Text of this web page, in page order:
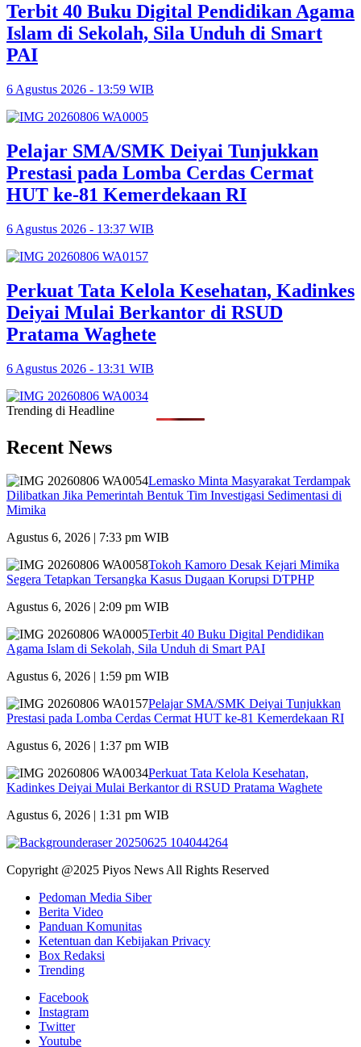
Terbit 40 Buku Digital Pendidikan Agama
Islam di Sekolah, Sila Unduh di Smart
PAI
6 Agustus 2026 - 13:59 WIB
Pelajar SMA/SMK Deiyai Tunjukkan
Prestasi pada Lomba Cerdas Cermat
HUT ke-81 Kemerdekaan RI
6 Agustus 2026 - 13:37 WIB
Perkuat Tata Kelola Kesehatan, Kadinkes
Deiyai Mulai Berkantor di RSUD
Pratama Waghete
6 Agustus 2026 - 13:31 WIB
Trending di Headline
Recent News
Lemasko Minta Masyarakat Terdampak
Dilibatkan Jika Pemerintah Bentuk Tim Investigasi Sedimentasi di
Mimika
Agustus 6, 2026 | 7:33 pm WIB
Tokoh Kamoro Desak Kejari Mimika
Segera Tetapkan Tersangka Kasus Dugaan Korupsi DTPHP
Agustus 6, 2026 | 2:09 pm WIB
Terbit 40 Buku Digital Pendidikan
Agama Islam di Sekolah, Sila Unduh di Smart PAI
Agustus 6, 2026 | 1:59 pm WIB
Pelajar SMA/SMK Deiyai Tunjukkan
Prestasi pada Lomba Cerdas Cermat HUT ke-81 Kemerdekaan RI
Agustus 6, 2026 | 1:37 pm WIB
Perkuat Tata Kelola Kesehatan,
Kadinkes Deiyai Mulai Berkantor di RSUD Pratama Waghete
Agustus 6, 2026 | 1:31 pm WIB
Copyright @2025 Piyos News All Rights Reserved
Pedoman Media Siber
Berita Video
Panduan Komunitas
Ketentuan dan Kebijakan Privacy
Box Redaksi
Trending
Facebook
Instagram
Twitter
Youtube